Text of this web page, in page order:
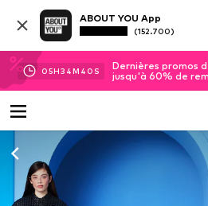
ABOUT YOU App
(152.700)
05H34M 40 S
Dernières promos
jusqu'à 60% de